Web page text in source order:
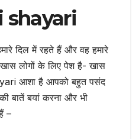
shayari
दिल में रहते हैं और वह हमारे
लोगों के लिए पेश है- खास
आशा है आपको बहुत पसंद
बातें बयां करना और भी
–